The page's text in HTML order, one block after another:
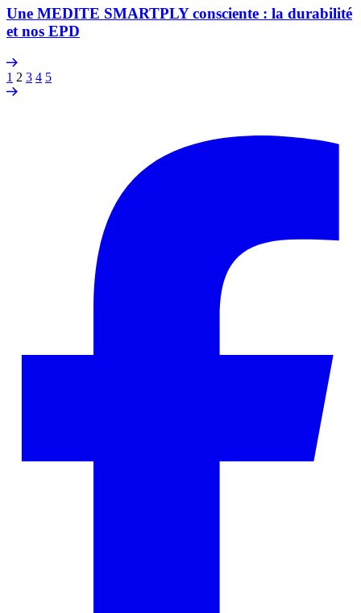
Une MEDITE SMARTPLY consciente : la durabilité
et nos EPD
1 2 3 4 5